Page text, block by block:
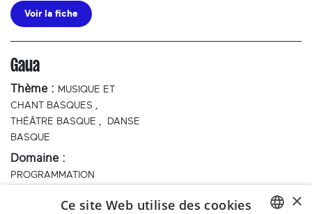
Voir la fiche
Gaua
Thème : MUSIQUE ET
CHANT BASQUES ,
THÉÂTRE BASQUE ,
DANSE
BASQUE
Domaine :
PROGRAMMATION
CULTURELLE
×
Ce site Web utilise des cookies